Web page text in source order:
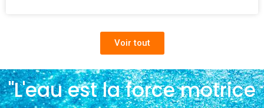
Voir tout
"L'eau est la force motrice